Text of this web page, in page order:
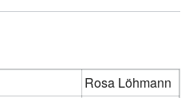
Rosa Löhmann